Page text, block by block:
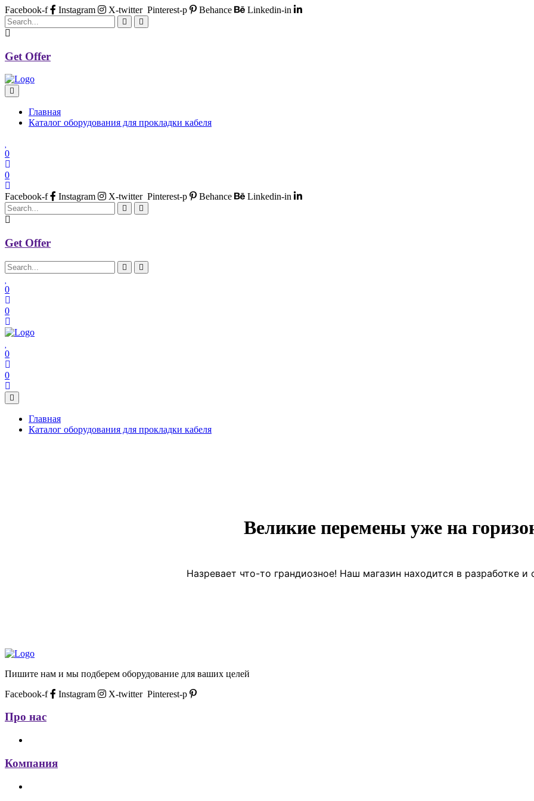
Facebook-f Instagram X-twitter Pinterest-p Behance Linkedin-in
Get Offer
Главная
Каталог оборудования для прокладки кабеля
0
0
Facebook-f Instagram X-twitter Pinterest-p Behance Linkedin-in
Get Offer
0
0
0
0
Главная
Каталог оборудования для прокладки кабеля
Великие перемены уже на
Назревает что-то грандиозное! Наш магазин находится в разработке и
Пишите нам и мы подберем оборудование для ваших целей
Facebook-f
Instagram X-twitter Pinterest-p
Про нас
Компания